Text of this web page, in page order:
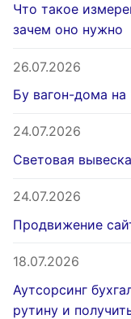
Что такое
зачем оно нужно
26.07.2026
Бу вагон-дома
24.07.2026
Световая вывеска
24.07.2026
Продвижение
18.07.2026
Аутсорсинг
рутину и